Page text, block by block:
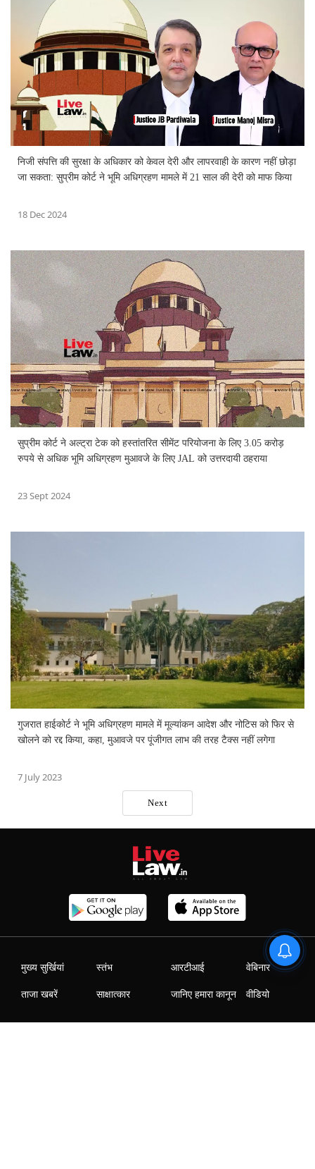
निजी संपत्ति की सुरक्षा के अधिकार को केवल देरी और लापरवाही के कारण नहीं छोड़ा
जा सकता: सुप्रीम कोर्ट ने भूमि अधिग्रहण मामले में 21 साल की देरी को माफ किया
18 Dec 2024
सुप्रीम कोर्ट ने अल्ट्रा टेक को हस्तांतरित सीमेंट परियोजना के लिए 3.05 करोड़
रुपये से अधिक भूमि अधिग्रहण मुआवजे के लिए JAL को उत्तरदायी ठहराया
23 Sept 2024
गुजरात हाईकोर्ट ने भूमि अधिग्रहण मामले में मूल्यांकन आदेश और नोटिस को फिर से
खोलने को रद्द किया, कहा, मुआवजे पर पूंजीगत लाभ की तरह टैक्स नहीं लगेगा
7 July 2023
Next
मुख्य सुर्खियां
ताजा खबरें
स्तंभ
साक्षात्कार
आरटीआई
जानिए हमारा कानून
वेबिनार
वीडियो